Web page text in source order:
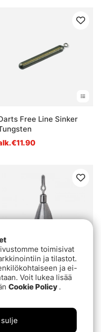
Free Line Sinker
Tungsten Drop Shot
toimisivat
ja tilastot.
ja ei-
Voit lukea lisää
Cookie Policy .